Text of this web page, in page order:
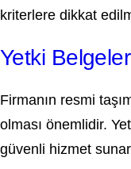
kriterlere dikkat
Yetki
Firmanın resmi
olması önemlidir.
güvenli hizmet